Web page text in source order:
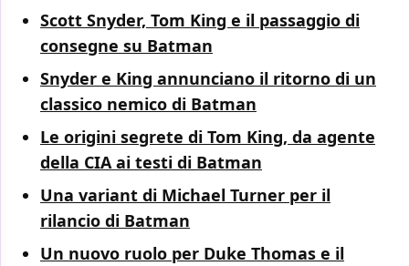
Scott Snyder, Tom King e il passaggio di
consegne su Batman
Snyder e King annunciano il ritorno di un
classico nemico di Batman
Le origini segrete di Tom King, da agente
della CIA ai testi di Batman
Una variant di Michael Turner per il
rilancio di Batman
Un nuovo ruolo per Duke Thomas e il